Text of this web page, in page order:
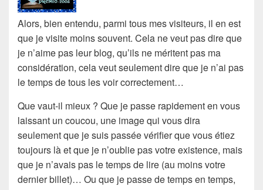
Alors, bien entendu, parmi tous mes visiteurs, il en est
que je visite moins souvent. Cela ne veut pas dire que
je n’aime pas leur blog, qu’ils ne méritent pas ma
considération, cela veut seulement dire que je n’ai pas
letempsde tous les voir correctement…
Que vaut-il mieux ? Que je passe rapidement en vous
laissant un coucou, une image qui vous dira
seulement que je suis passée vérifier que vous étiez
toujours là et que je n’oublie pas votre existence, mais
que je n’avais pas le temps de lire (au moins votre
dernier billet)… Ou que je passe de temps en temps,